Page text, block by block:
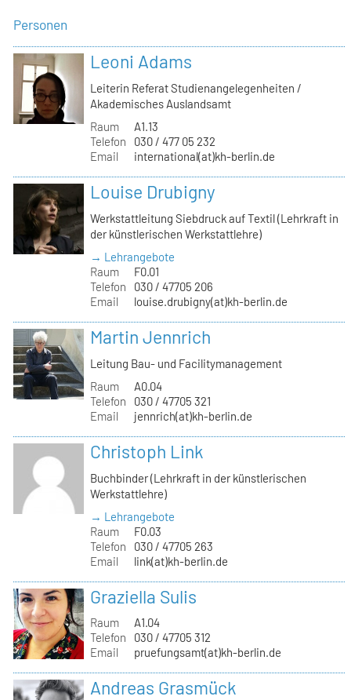
Personen
Leoni Adams
Leiterin Referat Studienangelegenheiten /
Akademisches Auslandsamt
Raum
A1.13
Telefon
030 / 477 05 232
Email
international(at)kh-berlin.de
Louise Drubigny
Werkstattleitung Siebdruck auf Textil (Lehrkraft in
der künstlerischen Werkstattlehre)
→ Lehrangebote
Raum
F0.01
Telefon
030 / 47705 206
Email
louise.drubigny(at)kh-berlin.de
Martin Jennrich
Leitung Bau- und Facilitymanagement
Raum
A0.04
Telefon
030 / 47705 321
Email
jennrich(at)kh-berlin.de
Christoph Link
Buchbinder (Lehrkraft in der künstlerischen
Werkstattlehre)
→ Lehrangebote
Raum
F0.03
Telefon
030 / 47705 263
Email
link(at)kh-berlin.de
Graziella Sulis
Raum
A1.04
Telefon
030 / 47705 312
Email
pruefungsamt(at)kh-berlin.de
Andreas Grasmück